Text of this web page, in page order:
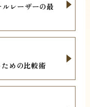
レーザーの最
めの比較術